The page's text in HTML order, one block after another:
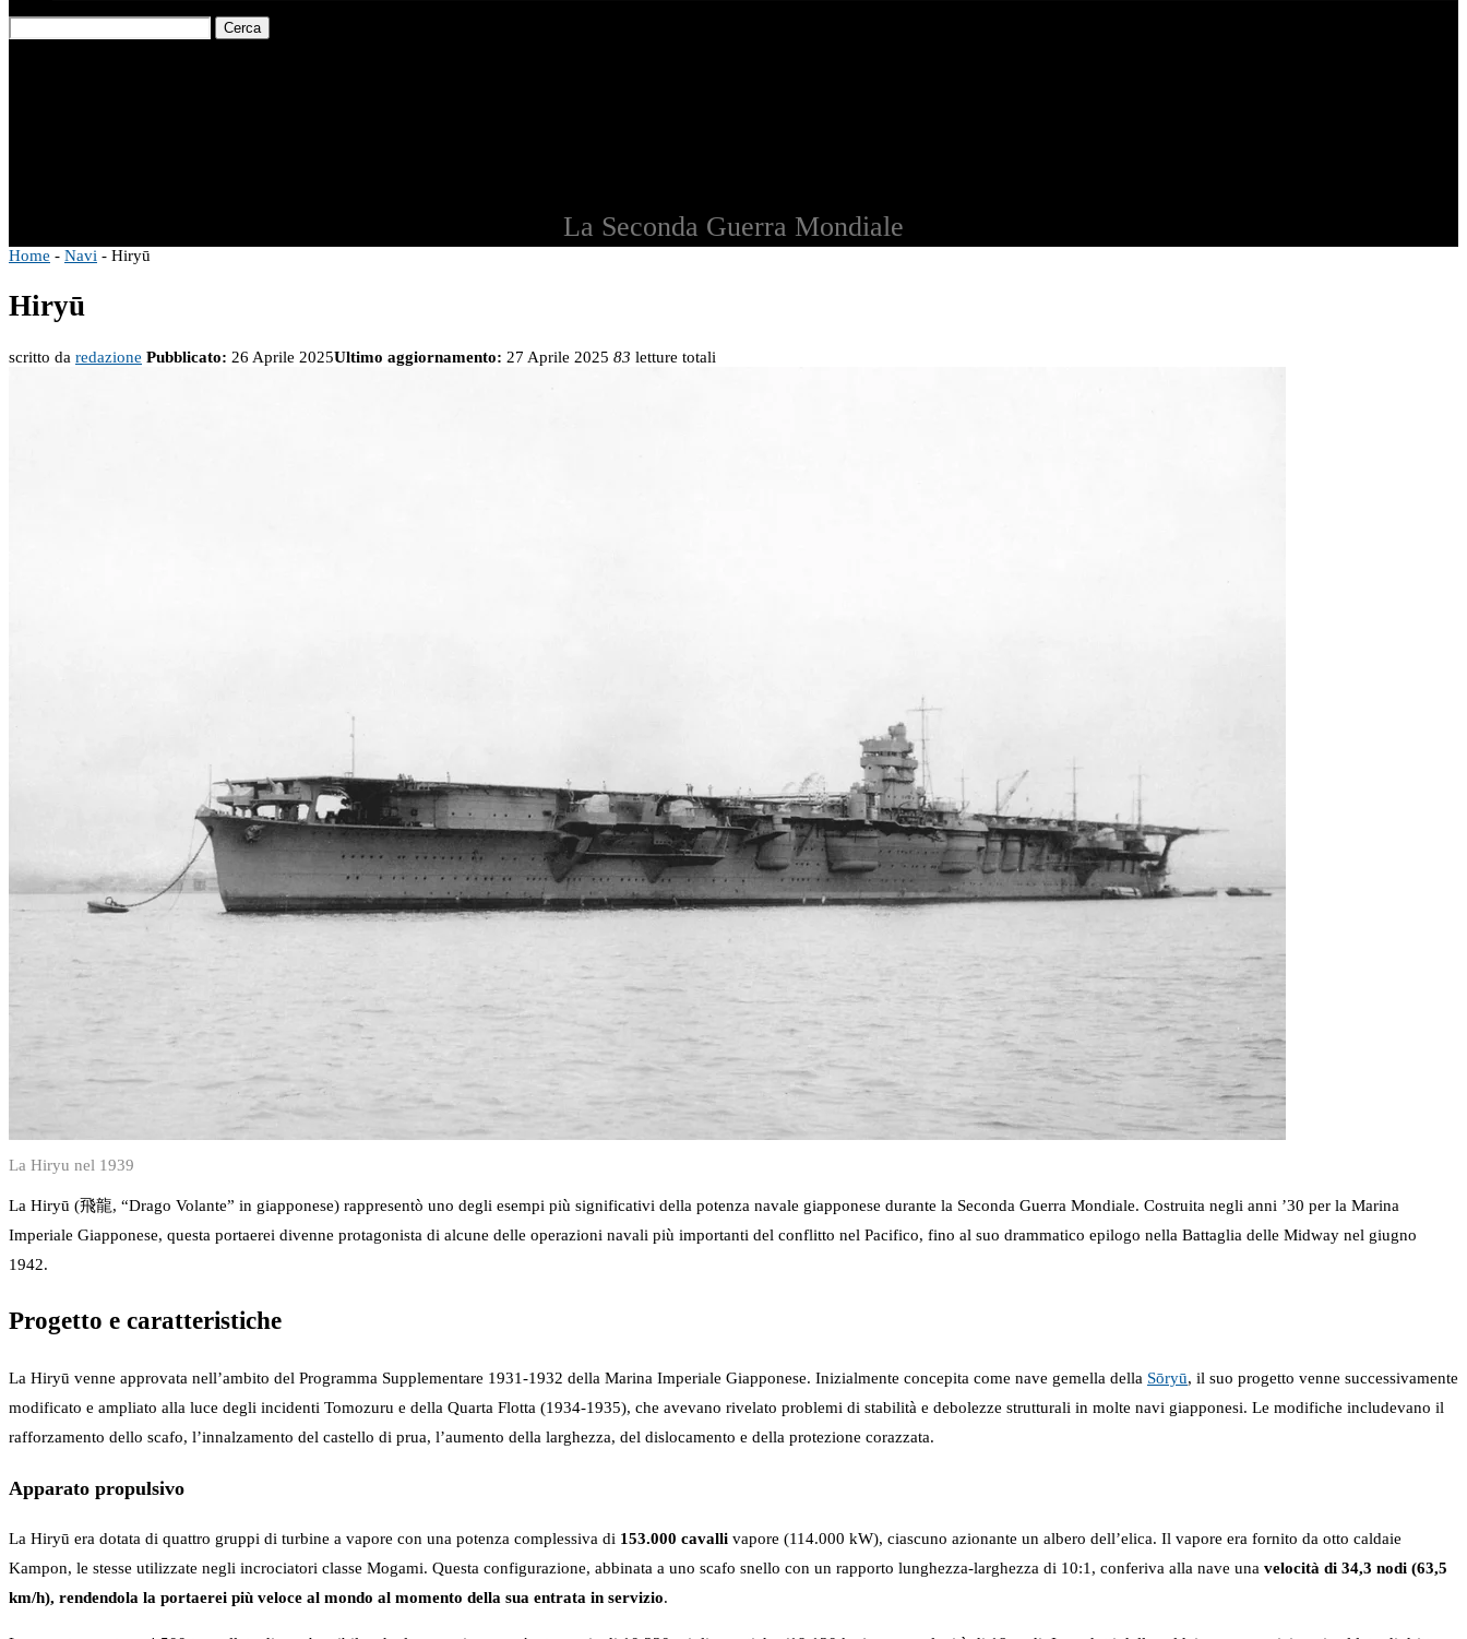
Cerca
La Seconda Guerra Mondiale
Home - Navi - Hiryū
Hiryū
scritto da redazione Pubblicato: 26 Aprile 2025Ultimo aggiornamento: 27 Aprile 2025 83 letture totali
La Hiryu nel 1939
La Hiryū (飛龍, “Drago Volante” in giapponese) rappresentò uno degli esempi più significativi della potenza navale giapponese durante la Seconda Guerra Mondiale. Costruita negli anni ’30 per la Marina
Imperiale Giapponese, questa portaerei divenne protagonista di alcune delle operazioni navali più importanti del conflitto nel Pacifico, fino al suo drammatico epilogo nella Battaglia delle Midway nel giugno
1942.
Progetto e caratteristiche
La Hiryū venne approvata nell’ambito del Programma Supplementare 1931-1932 della Marina Imperiale Giapponese. Inizialmente concepita come nave gemella della Sōryū, il suo progetto venne successivamente
modificato e ampliato alla luce degli incidenti Tomozuru e della Quarta Flotta (1934-1935), che avevano rivelato problemi di stabilità e debolezze strutturali in molte navi giapponesi. Le modifiche includevano il
rafforzamento dello scafo, l’innalzamento del castello di prua, l’aumento della larghezza, del dislocamento e della protezione corazzata.
Apparato propulsivo
La Hiryū era dotata di quattro gruppi di turbine a vapore con una potenza complessiva di 153.000 cavalli vapore (114.000 kW), ciascuno azionante un albero dell’elica. Il vapore era fornito da otto caldaie
Kampon, le stesse utilizzate negli incrociatori classe Mogami. Questa configurazione, abbinata a uno scafo snello con un rapporto lunghezza-larghezza di 10:1, conferiva alla nave una velocità di 34,3 nodi (63,5
km/h), rendendola la portaerei più veloce al mondo al momento della sua entrata in servizio.